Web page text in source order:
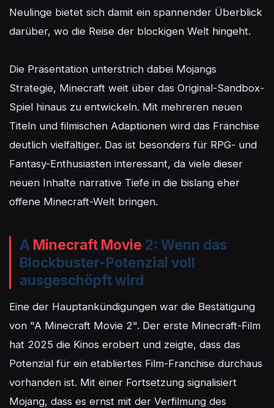
Neulinge bietet sich damit ein spannender Überblick
darüber, wo die Reise der blocki­gen Welt hingeht.
Die Präsentation unterstrich dabei Mojangs
Strategie, Minecraft weit über das Original-Sandbox-
Spiel hinaus zu entwickeln. Mit mehreren neuen
Titeln und filmischen Adaptionen wird das Franchise
deutlich vielfältiger. Das ist besonders für RPG- und
Fantasy-Enthusiasten interessant, da viele dieser
neuen Inhalte narrative Tiefe in die bislang eher
offene Minecraft-Welt bringen.
A Minecraft Movie 2: Wenn das
Blockbuster-Potenzial voll
ausgeschöpft wird
Eine der Hauptankündigungen war die Bestätigung
von "A Minecraft Movie 2". Der erste Minecraft-Film
hat 2025 die Kinos erobert und zeigte, dass das
Potenzial für ein etabliertes Film-Franchise durchaus
vorhanden ist. Mit einer Fortsetzung signalisiert
Mojang, dass es ernst mit der Verfilmung des